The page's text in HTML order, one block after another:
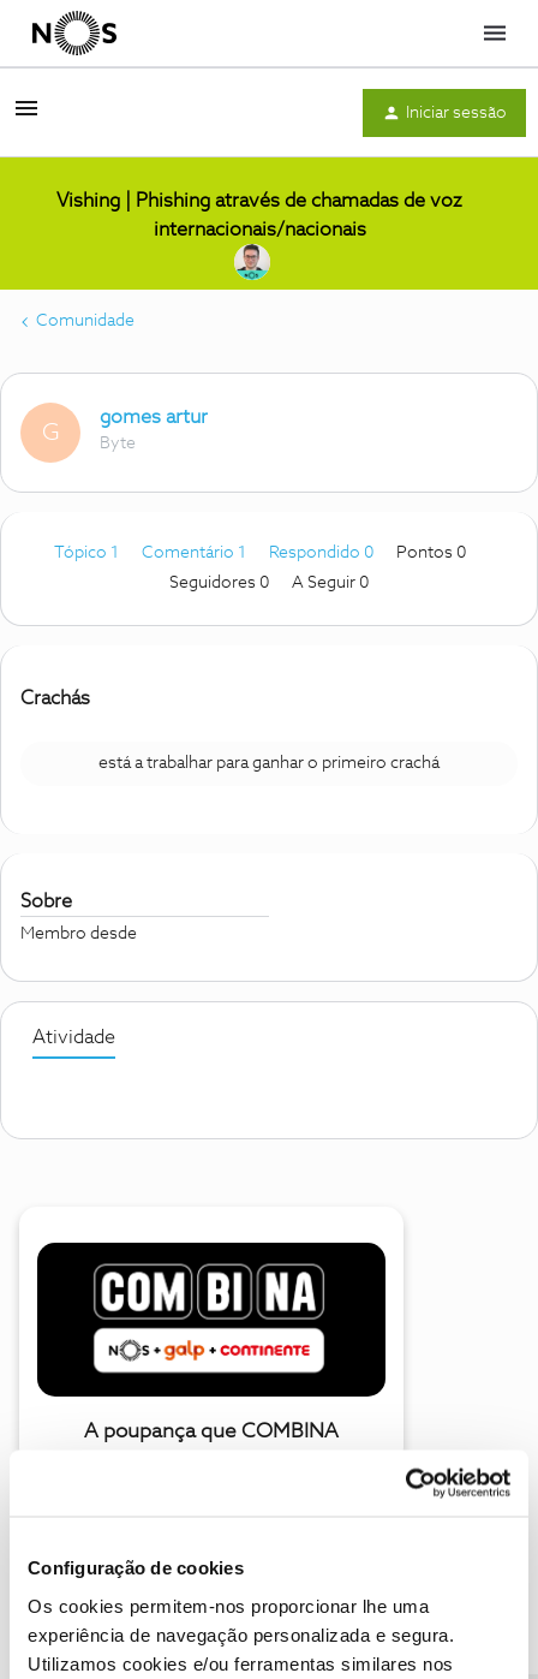
Configuração de cookies
Os cookies permitem-nos proporcionar lhe uma
experiência de navegação personalizada e segura.
Utilizamos cookies e/ou ferramentas similares nos
Menu
Iniciar sessão
Vishing | Phishing através de chamadas de voz
internacionais/nacionais
Comunidade
G
gomes artur
Byte
Tópico 1 Comentário 1 Respondido 0
Pontos 0
Seguidores 0 A Seguir 0
Crachás
está a trabalhar para ganhar o primeiro crachá
Sobre
Membro desde
Atividade
A poupança que COMBINA